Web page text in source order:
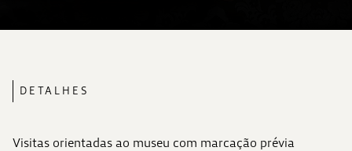
DETALHES
Visitas orientadas ao museu com marcação prévia